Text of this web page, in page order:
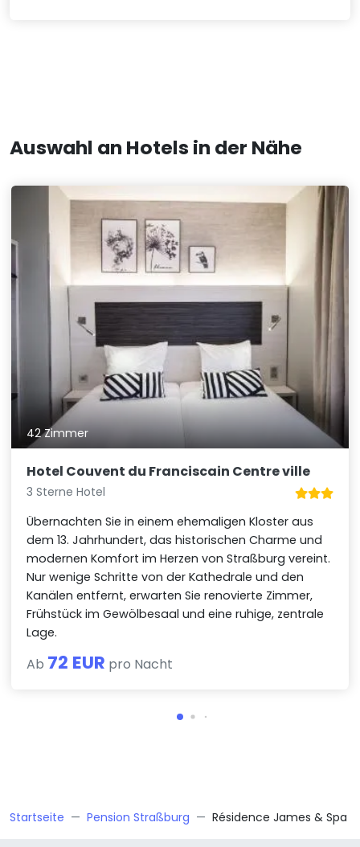
Auswahl an Hotels in der Nähe
42 Zimmer
Hotel Couvent du Franciscain Centre ville
3 Sterne Hotel
Übernachten Sie in einem ehemaligen Kloster aus
dem 13. Jahrhundert, das historischen Charme und
modernen Komfort im Herzen von Straßburg vereint.
Nur wenige Schritte von der Kathedrale und den
Kanälen entfernt, erwarten Sie renovierte Zimmer,
Frühstück im Gewölbesaal und eine ruhige, zentrale
Lage.
Ab 72 EUR pro Nacht
Startseite Pension Straßburg Résidence James & Spa